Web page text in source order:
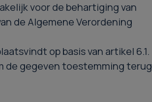
voor de behartiging van
de Algemene Verordening
op basis van artikel 6.1.
de gegeven toestemming terug